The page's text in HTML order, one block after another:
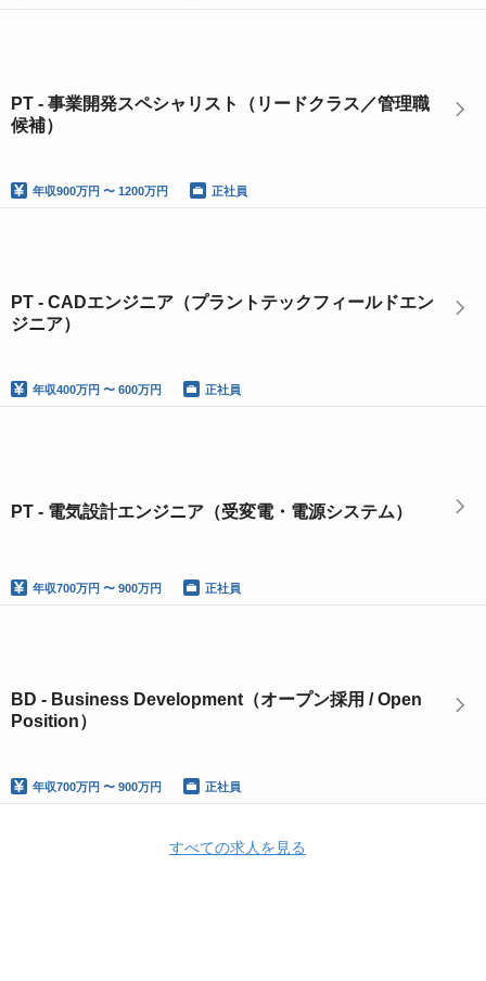
PT - 事業開発スペシャリスト（リードクラス／管理職
候補）
年収900万円 〜 1200万円 正社員
PT - CADエンジニア（プラントテックフィールドエン
ジニア）
年収400万円 〜 600万円 正社員
PT - 電気設計エンジニア（受変電・電源システム）
年収700万円 〜 900万円 正社員
BD - Business Development（オープン採用 / Open
Position）
年収700万円 〜 900万円 正社員
すべての求人を見る